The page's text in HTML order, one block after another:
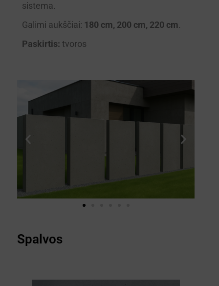
sistema.
Galimi aukščiai: 180 cm, 200 cm, 220 cm.
Paskirtis: tvoros
Spalvos